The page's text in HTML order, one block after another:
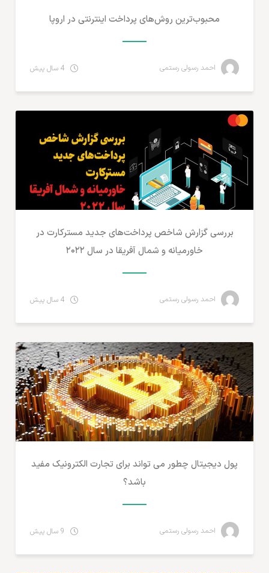
محبوب‌ترین روش‌‌های پرداخت اینترنتی در اروپا
احمد رسولی رستمی
بررسی گزارش شاخص پرداخت‌های جدید مسترکارت در
خاورمیانه و شمال آفریقا در سال ۲۰۲۲
احمد رسولی رستمی
پول دیجیتال چطور می تواند برای تجارت الکترونیک مفید
باشد؟
احمد رسولی رستمی